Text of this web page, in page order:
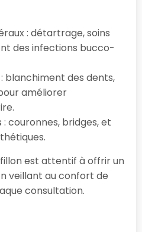
: détartrage, soins
des infections bucco-
blanchiment des dents,
améliorer
couronnes, bridges, et
est attentif à offrir un
veillant au confort de
consultation.